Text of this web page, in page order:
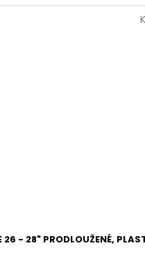
26 - 28" PRODLOUŽENÉ,